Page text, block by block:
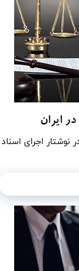
ایران
نوشتار اجرای اسناد